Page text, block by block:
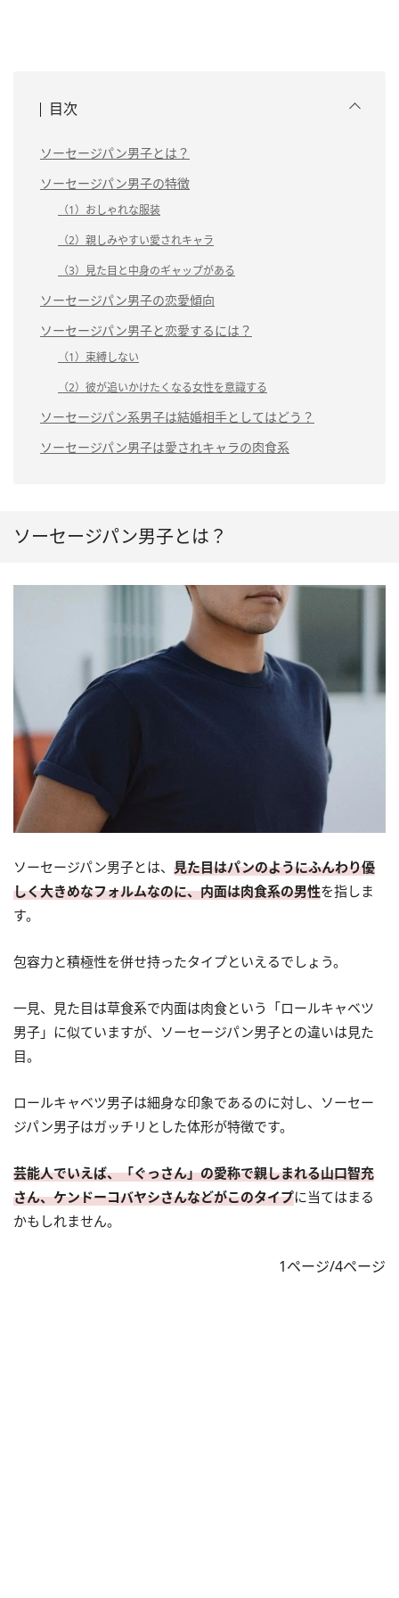
目次
ソーセージパン男子とは？
ソーセージパン男子の特徴
（1）おしゃれな服装
（2）親しみやすい愛されキャラ
（3）見た目と中身のギャップがある
ソーセージパン男子の恋愛傾向
ソーセージパン男子と恋愛するには？
（1）束縛しない
（2）彼が追いかけたくなる女性を意識する
ソーセージパン系男子は結婚相手としてはどう？
ソーセージパン男子は愛されキャラの肉食系
ソーセージパン男子とは？
ソーセージパン男子とは、 見た目はパンのようにふんわり優
しく大きめなフォルムなのに、内面は肉食系の男性を指しま
す。
包容力と積極性を併せ持ったタイプといえるでしょう。
一見、見た目は草食系で内面は肉食という「ロールキャベツ
男子」に似ていますが、ソーセージパン男子との違いは見た
目。
ロールキャベツ男子は細身な印象であるのに対し、ソーセー
ジパン男子はガッチリとした体形が特徴です。
芸能人でいえば、「ぐっさん」の愛称で親しまれる山口智充
さん、ケンドーコバヤシさんなどがこのタイプに当てはまる
かもしれません。
1ページ/4ページ